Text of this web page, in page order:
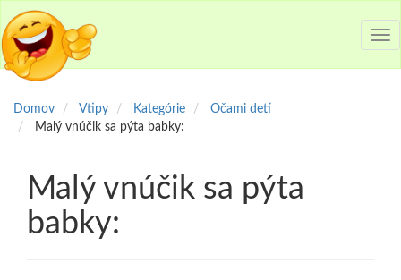
Domov Vtipy Kategórie
Očami detí
Malý vnúčik sa pýta babky:
Malý vnúčik sa pýta
babky: